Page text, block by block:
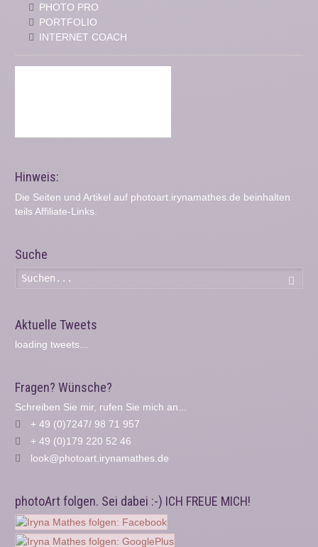
PHOTO PRO
PORTFOLIO
INTERNET COACH
Hinweis:
Die Seiten und Artikel auf photoart.irynamathes.de beinhalten
teils Affiliate-Links.
Suche
Aktuelle Tweets
loading tweets...
Fragen? Wünsche?
Schreiben Sie mir, rufen Sie mich an...
+ 49 (0)7247/ 98 71 957
+ 49 (0)179 220 52 46
look@photoart.irynamathes.de
photoArt folgen. Sei dabei :-) ICH FREUE MICH!